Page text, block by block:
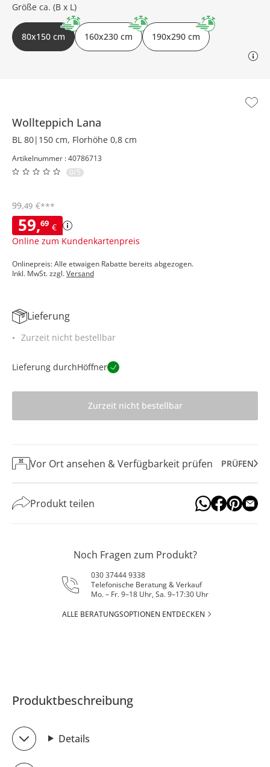
Wollteppich Lana
BL 80|150 cm, Florhöhe 0,8 cm
Artikelnummer : 40786713
0/5
59,69 €
Online zum Kundenkartenpreis
99,49 €***
Onlinepreis: Alle etwaigen Rabatte bereits abgezogen.
Inkl. MwSt. zzgl.Versand
Größe ca. (B x L)
80x150 cm 160x230 cm 190x290 cm
Lieferung
Zurzeit nicht bestellbar
Lieferung durchHöffner
Zurzeit nicht bestellbar
Vor Ort ansehen & Verfügbarkeit prüfen PRÜFEN
Produkt teilen
Noch Fragen zum Produkt?
030 37444 9338
Telefonische Beratung & Verkauf
Mo. – Fr. 9–18 Uhr, Sa. 9–17:30 Uhr
ALLE BERATUNGSOPTIONEN ENTDECKEN
Produktbeschreibung
Details